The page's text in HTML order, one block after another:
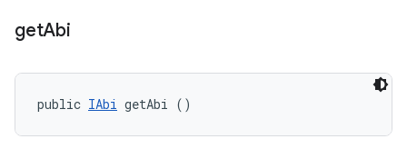
getAbi
public IAbi getAbi ()